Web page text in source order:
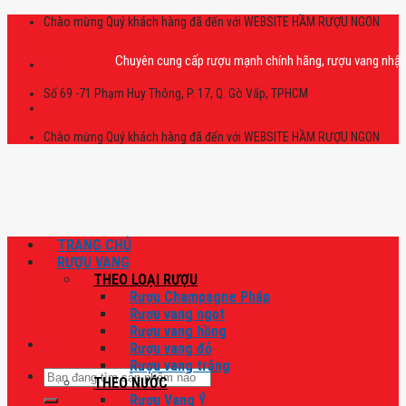
Skip
Chào mừng Quý khách hàng đã đến với WEBSITE HẦM RƯỢU NGON
Chuyên cung cấp rượu mạnh chính hãng, rượu vang nhập
Số 69 -71 Phạm Huy Thông, P. 17, Q. Gò Vấp, TPHCM
Chào mừng Quý khách hàng đã đến với WEBSITE HẦM RƯỢU NGON
Tìm
kiếm:
TRANG CHỦ
RƯỢU VANG
THEO LOẠI RƯỢU
Rượu Champagne Pháp
Rượu vang ngọt
Rượu vang hồng
Rượu vang đỏ
Rượu vang trắng
THEO NƯỚC
Rượu Vang Ý